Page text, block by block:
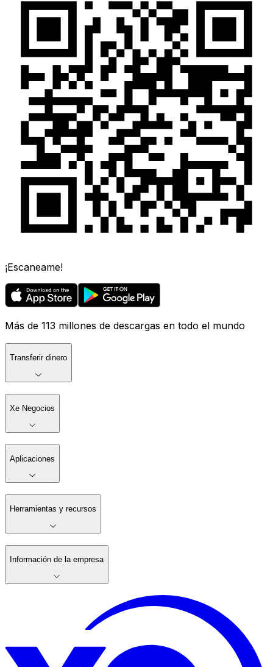
¡Escaneame!
Más de 113 millones de descargas en todo el mundo
Transferir dinero
Xe Negocios
Aplicaciones
Herramientas y recursos
Información de la empresa